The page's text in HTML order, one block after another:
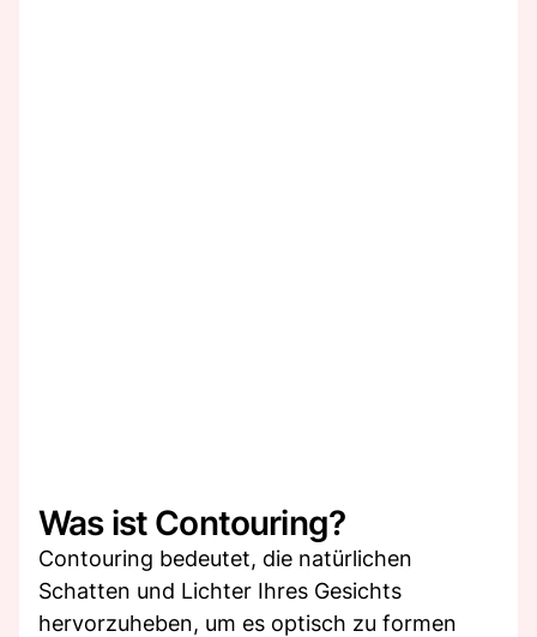
Was ist Contouring?
Contouring bedeutet, die natürlichen
Schatten und Lichter Ihres Gesichts
hervorzuheben, um es optisch zu formen